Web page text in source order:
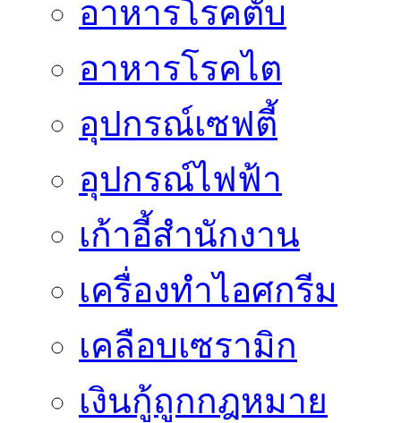
อาหารโรคตับ
อาหารโรคไต
อุปกรณ์เซฟตี้
อุปกรณ์ไฟฟ้า
เก้าอี้สำนักงาน
เครื่องทำไอศกรีม
เคลือบเซรามิก
เงินกู้ถูกกฎหมาย